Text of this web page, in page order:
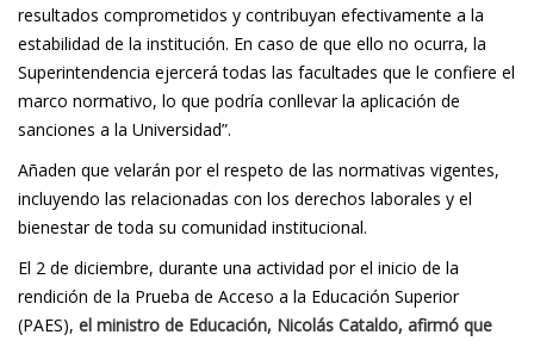
resultados comprometidos y contribuyan efectivamente a la
estabilidad de la institución. En caso de que ello no ocurra, la
Superintendencia ejercerá todas las facultades que le confiere el
marco normativo, lo que podría conllevar la aplicación de
sanciones a la Universidad”.
Añaden que velarán por el respeto de las normativas vigentes,
incluyendo las relacionadas con los derechos laborales y el
bienestar de toda su comunidad institucional.
El 2 de diciembre, durante una actividad por el inicio de la
rendición de la Prueba de Acceso a la Educación Superior
(PAES), el ministro de Educación, Nicolás Cataldo, afirmó que